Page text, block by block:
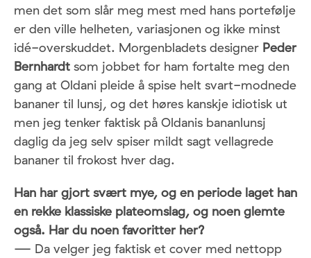
men det som slår meg mest med hans portefølje
er den ville helheten, variasjonen og ikke minst
idé-overskuddet. Morgenbladets designer Peder
Bernhardt som jobbet for ham fortalte meg den
gang at Oldani pleide å spise helt svart-modnede
bananer til lunsj, og det høres kanskje idiotisk ut
men jeg tenker faktisk på Oldanis bananlunsj
daglig da jeg selv spiser mildt sagt vellagrede
bananer til frokost hver dag.
Han har gjort svært mye, og en periode laget han
en rekke klassiske plateomslag, og noen glemte
også. Har du noen favoritter her?
— Da velger jeg faktisk et cover med nettopp